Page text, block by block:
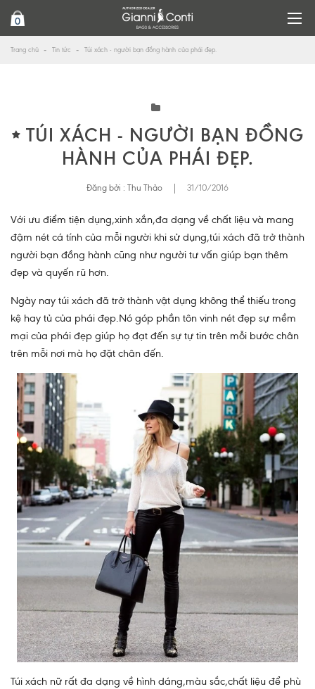
0
Trang chủ Tin tức Túi xách - người bạn đồng hành của phái đẹp.
TÚI XÁCH - NGƯỜI BẠN ĐỒNG
HÀNH CỦA PHÁI ĐẸP.
Đăng bởi : Thu Thảo 31/10/2016
Với ưu điểm tiện dụng,xinh xắn,đa dạng về chất liệu và mang
đậm nét cá tính của mỗi người khi sử dụng,túi xách đã trở thành
người bạn đồng hành cũng như người tư vấn giúp bạn thêm
đẹp và quyến rũ hơn.
Ngày nay túi xách đã trở thành vật dụng không thể thiếu trong
kệ hay tủ của phái đẹp.Nó góp phần tôn vinh nét đẹp sự mềm
mại của phái đẹp giúp họ đạt đến sự tự tin trên mỗi bước chân
trên mỗi nơi mà họ đặt chân đến.
Túi xách nữ rất đa dạng về hình dáng,màu sắc,chất liệu để phù